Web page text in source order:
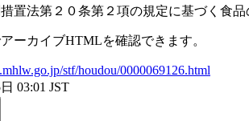
置法第２０条第２項の規定に基づく食
ーカイブHTMLを確認できます。
stf/houdou/0000069126.html
03:01 JST